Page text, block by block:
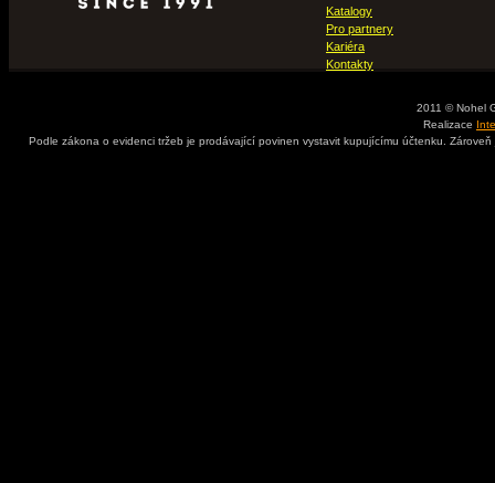
Katalogy
Pro partnery
Kariéra
Kontakty
2011 © Nohel
Realizace
Podle zákona o evidenci tržeb je prodávající povinen vystavit kupujícímu účtenku.